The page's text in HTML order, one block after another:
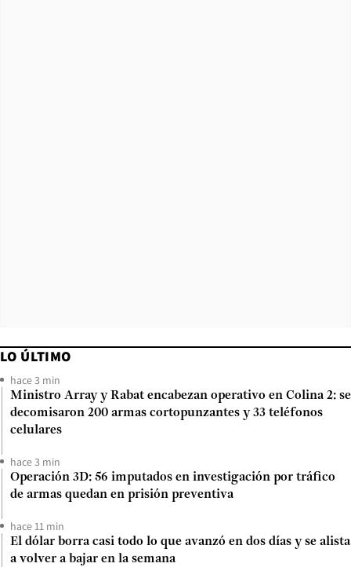
LO ÚLTIMO
hace 3 min
Ministro Array y Rabat encabezan operativo en Colina 2: se
decomisaron 200 armas cortopunzantes y 33 teléfonos
celulares
hace 3 min
Operación 3D: 56 imputados en investigación por tráfico
de armas quedan en prisión preventiva
hace 11 min
El dólar borra casi todo lo que avanzó en dos días y se alista
a volver a bajar en la semana